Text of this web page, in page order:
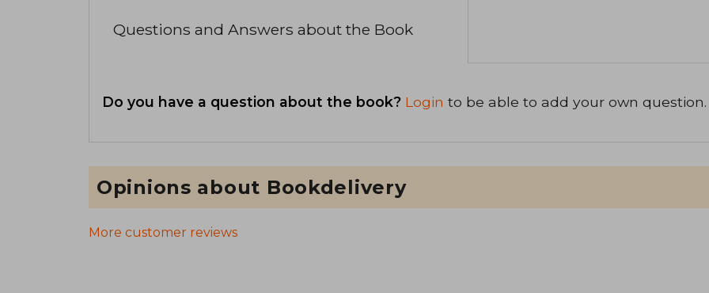
Questions and Answers about the Book
Do you have a question about the book? Login to be able to add your own question.
Opinions about Bookdelivery
More customer reviews